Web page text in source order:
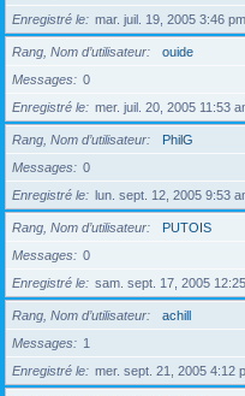
Enregistré le
mar. juil. 19, 2005 3:46 pm
Rang, Nom d’utilisateur
ouide
Messages
0
Enregistré le
mer. juil. 20, 2005 11:53
Rang, Nom d’utilisateur
PhilG
Messages
0
Enregistré le
lun. sept. 12, 2005 9:53
Rang, Nom d’utilisateur
PUTOIS
Messages
0
Enregistré le
sam. sept. 17, 2005
Rang, Nom d’utilisateur
achill
Messages
1
Enregistré le
mer. sept. 21, 2005 4:12